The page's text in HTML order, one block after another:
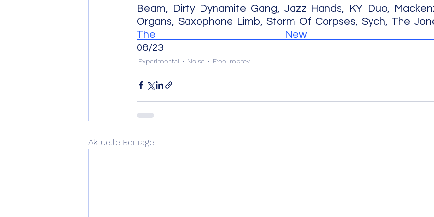
Beam, Dirty Dynamite Gang, Jazz Hands, KY Duo,
The New
08/23
Experimental Noise Free Improv
Aktuelle Beiträge